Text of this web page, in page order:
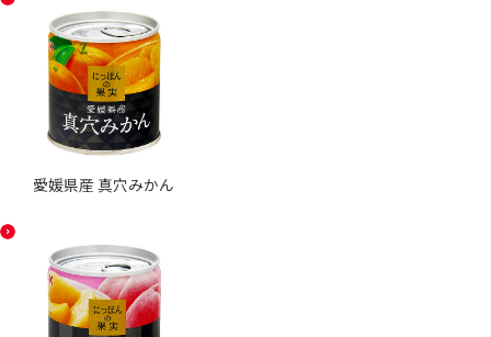
愛媛県産 真穴みかん